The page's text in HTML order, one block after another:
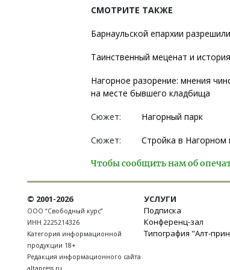
СМОТРИТЕ ТАКЖЕ
Барнаульской епархии
Таинственный меценат и
Нагорное разорение: мнения
на месте бывшего кладбища
Сюжет: Нагорный парк
Сюжет: Стройка в Нагорном
Чтобы сообщить нам об
© 2001-2026
ООО “Свободный курс”
ИНН 2225214326
Категория информационной
продукции 18+
Редакция информационного сайта
altapress.ru
УСЛУГИ
Подписка
Конференц-зал
Типография "Алт-